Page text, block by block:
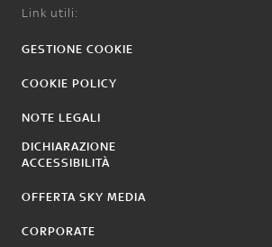
Link utili:
GESTIONE COOKIE
COOKIE POLICY
NOTE LEGALI
DICHIARAZIONE
ACCESSIBILITÀ
OFFERTA SKY MEDIA
CORPORATE